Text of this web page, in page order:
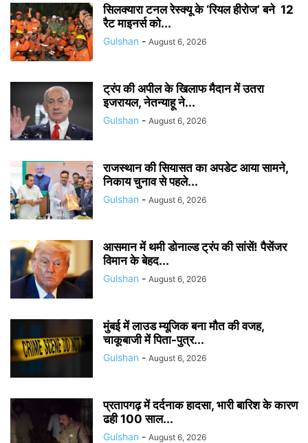
सिलक्यारा टनल रेस्क्यू के ‘रियल हीरोज’ बने 12
रैट माइनर्स को...
Gulshan - August 6, 2026
ट्रंप की अपील के खिलाफ मैदान में उतरा
इजरायल, नेतन्याहू ने...
Gulshan - August 6, 2026
राजस्थान की सियासत का अपडेट आया सामने,
निकाय चुनाव से पहले...
Gulshan - August 6, 2026
आसमान में थमी डोनाल्ड ट्रंप की सांसें! पैसेंजर
विमान के बेहद...
Gulshan - August 6, 2026
मुंबई में लाउड म्यूजिक बना मौत की वजह,
चाकूबाजी में पिता-पुत्र...
Gulshan - August 6, 2026
प्रतापगढ़ में दर्दनाक हादसा, भारी बारिश के कारण
ढही 100 साल...
Gulshan - August 6, 2026